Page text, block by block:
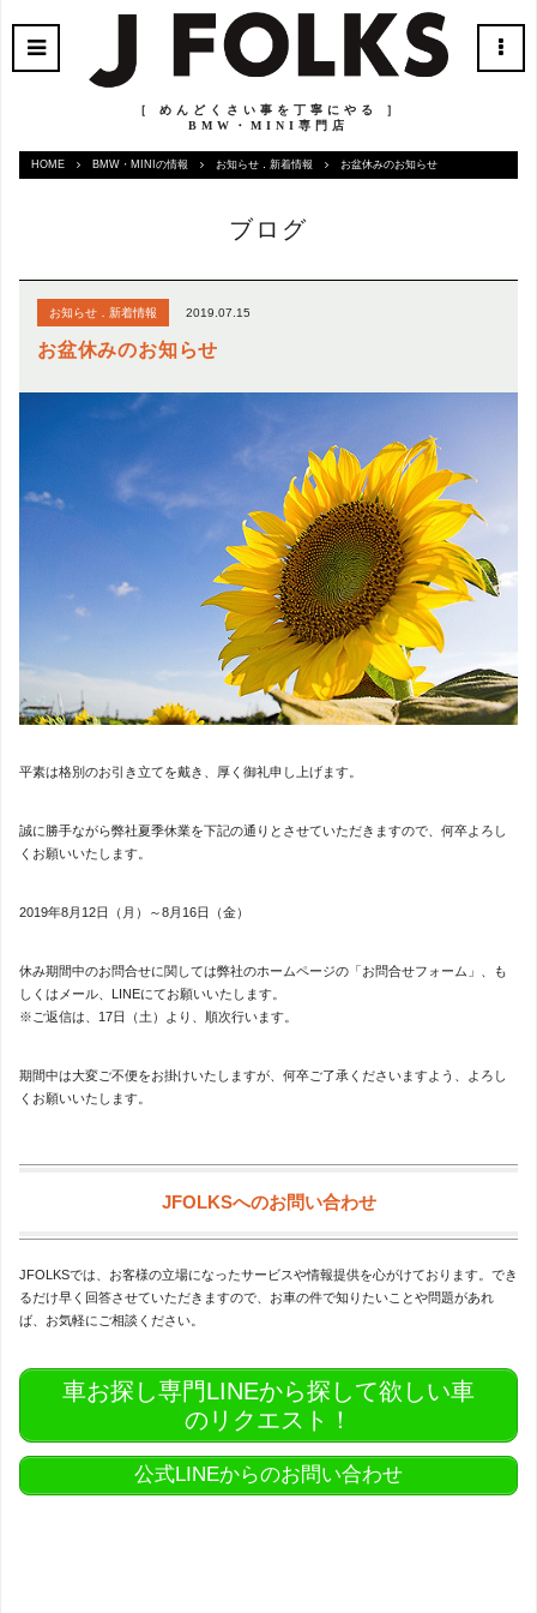
［ めんどくさい事を丁寧にやる ］
BMW・MINI専門店
HOME BMW・MINIの情報 お知らせ．新着情報 お盆休みのお知らせ
ブログ
お知らせ．新着情報 2019.07.15
お盆休みのお知らせ
平素は格別のお引き立てを戴き、厚く御礼申し上げます。
誠に勝手ながら弊社夏季休業を下記の通りとさせていただきますので、何卒よろし
くお願いいたします。
2019年8月12日（月）～8月16日（金）
休み期間中のお問合せに関しては弊社のホームページの「お問合せフォーム」、も
しくはメール、LINEにてお願いいたします。
※ご返信は、17日（土）より、順次行います。
期間中は大変ご不便をお掛けいたしますが、何卒ご了承くださいますよう、よろし
くお願いいたします。
JFOLKSへのお問い合わせ
JFOLKSでは、お客様の立場になったサービスや情報提供を心がけております。でき
るだけ早く回答させていただきますので、お車の件で知りたいことや問題があれ
ば、お気軽にご相談ください。
車お探し専門LINEから探して欲しい車
のリクエスト！
公式LINEからのお問い合わせ